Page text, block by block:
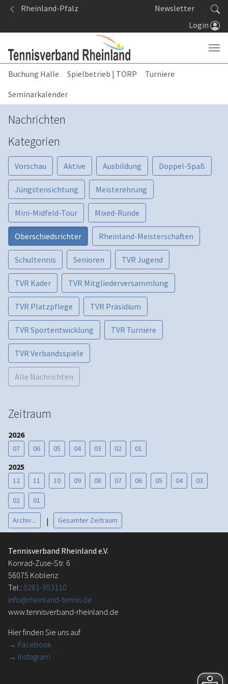
Springe zum Seiteninhalt
Rheinland-Pfalz
Newsletter
Login
Buchung Halle Spielbetrieb | TORP
Turniere
Seminarkalender
Nachrichten
Kategorien
Vorschau Aktive Ausbildung Doppel-Spaß
Jüngstensichtung Meisterehrung
Mini-Midfeld-Tour Mixed-Runde
Oberschiedsrichter Rheinland-Meisterschaften
Schultennis Senioren TVR Jugend
TVR Kader TVR Mitgliederversammlung
TVR Platzpflege TVR Präsidium
TVR Sportentwicklung TVR Turniere
TVR Verbandsspiele
Alle Nachrichten
Zeitraum
2026
07 06 05 04 03 02 01
2025
12 11 10 09 08 07 06 05 04 03
02 01
Archiv... | Gesamter Zeitraum
Tennisverband Rheinland e.V.
Konrad-Zuse-Str. 6
56075 Koblenz
Tel.: 0261-953110
info@rheinland-tennis.de
www.tennisverband-rheinland.de
Hier finden Sie uns auf
→ Facebook
→ Instagram